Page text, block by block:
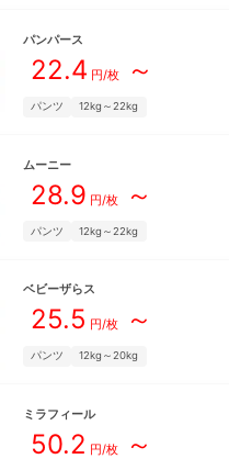
パンパース
22.4 円/枚～
パンツ 12kg～22kg
ムーニー
28.9 円/枚～
パンツ 12kg～22kg
ベビーザらス
25.5 円/枚～
パンツ 12kg～20kg
ミラフィール
50.2 円/枚～